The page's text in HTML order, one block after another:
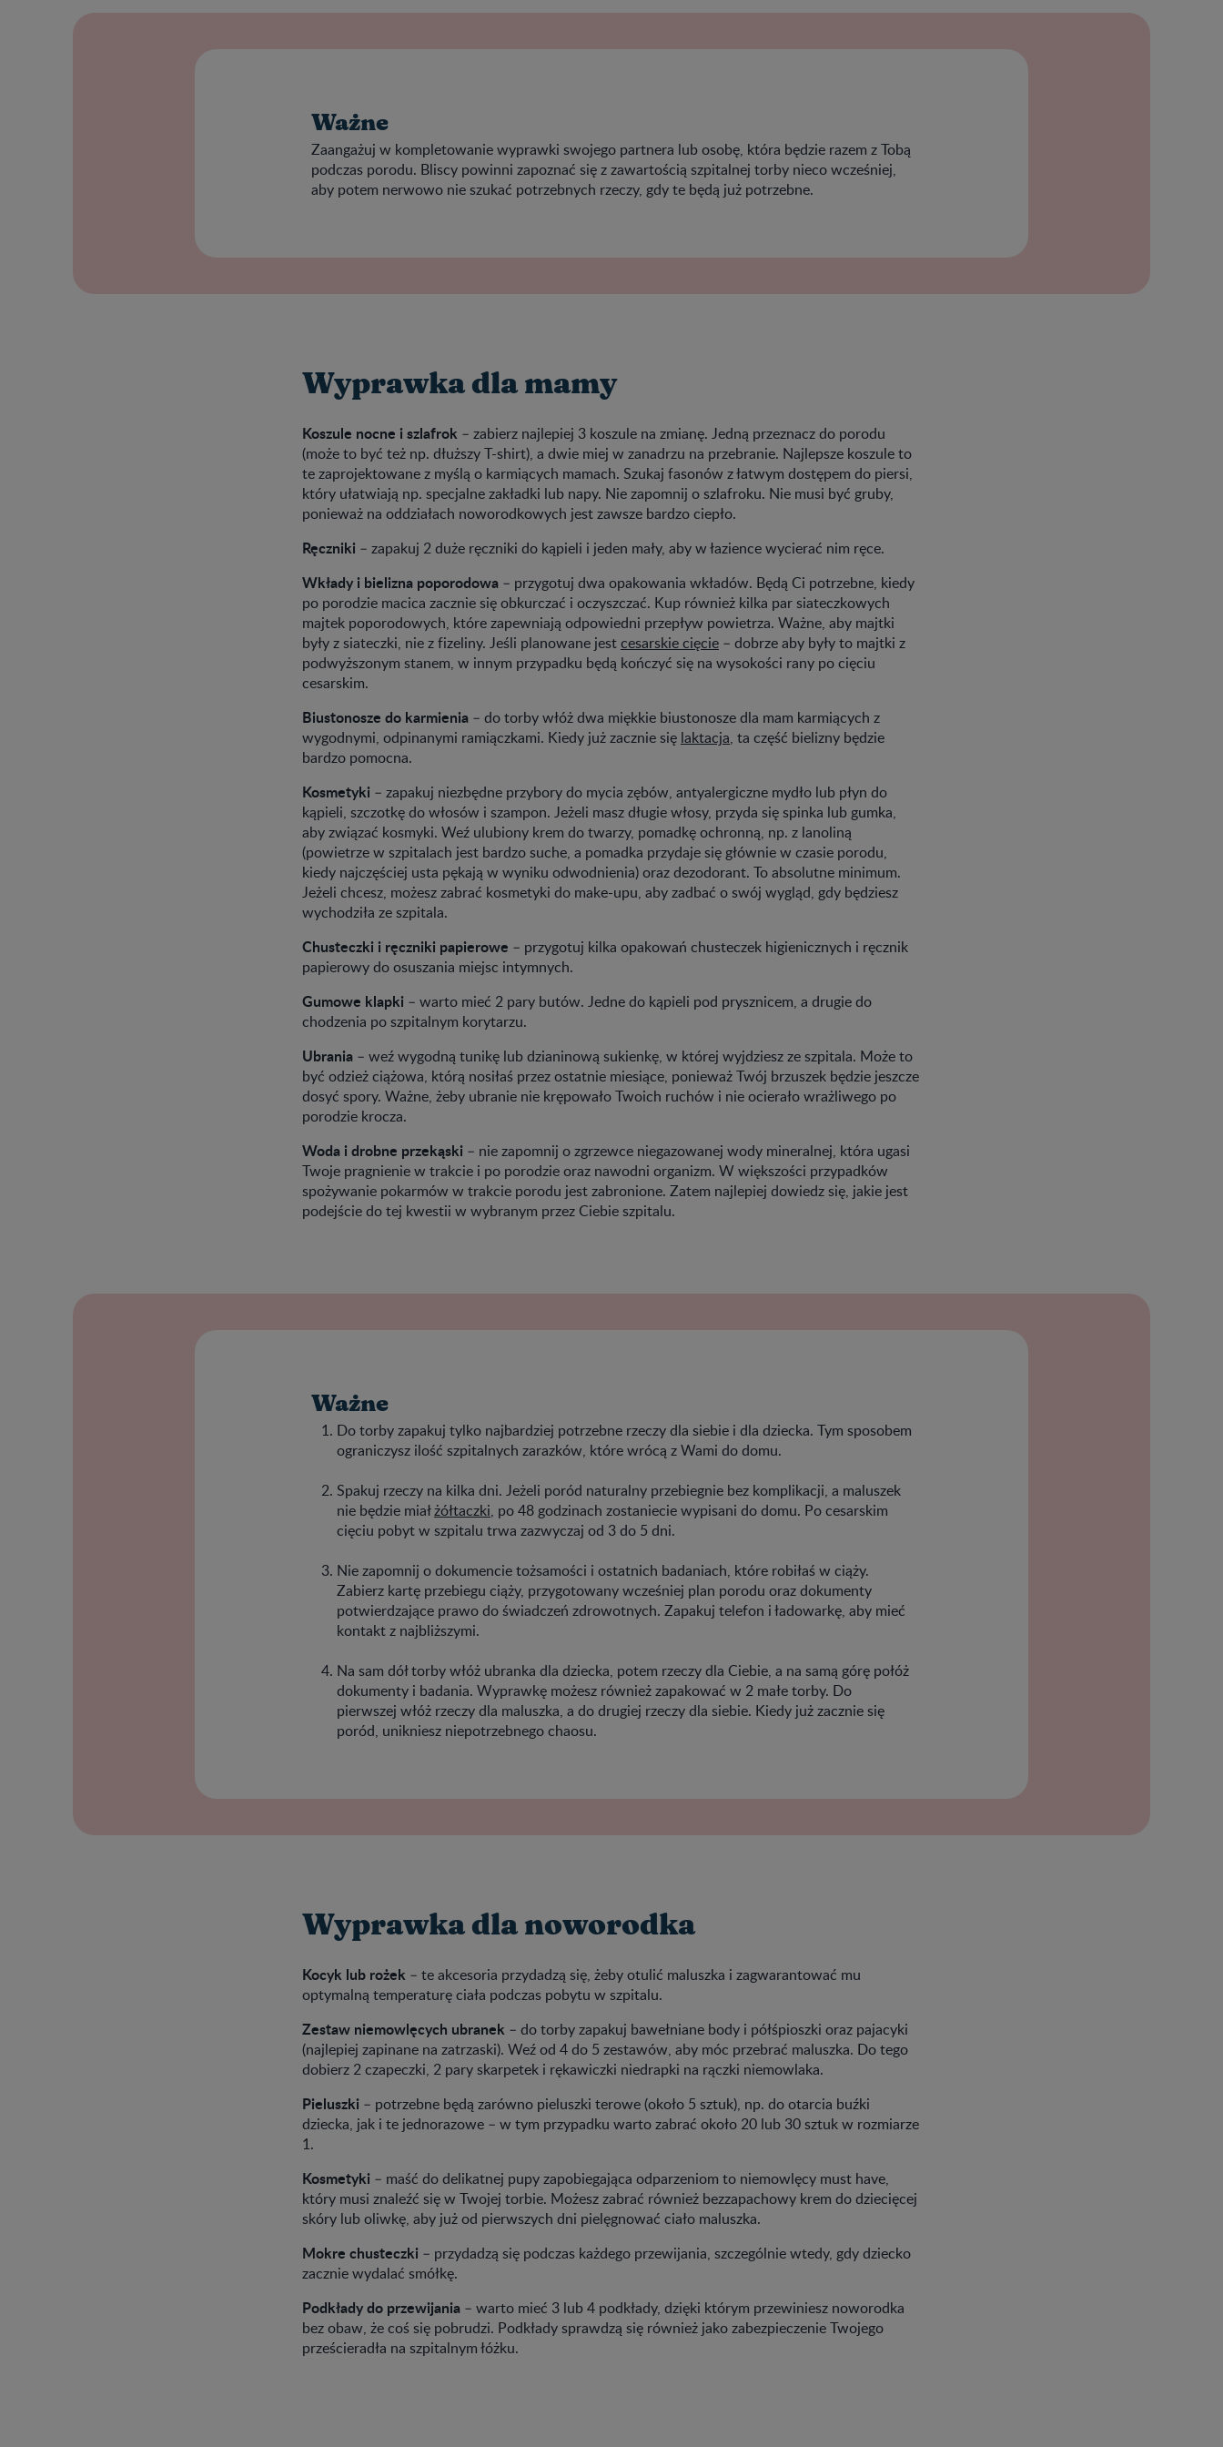
Ważne
Zaangażuj w kompletowanie wyprawki swojego partnera lub osobę, która będzie razem z Tobą
podczas porodu. Bliscy powinni zapoznać się z zawartością szpitalnej torby nieco wcześniej,
aby potem nerwowo nie szukać potrzebnych rzeczy, gdy te będą już potrzebne.
Wyprawka dla mamy
Koszule nocne i szlafrok– zabierz najlepiej 3 koszule na zmianę. Jedną przeznacz do porodu
(może to być też np. dłuższy T-shirt), a dwie miej w zanadrzu na przebranie. Najlepsze koszule to
te zaprojektowane z myślą o karmiących mamach. Szukaj fasonów z łatwym dostępem do piersi,
który ułatwiają np. specjalne zakładki lub napy. Nie zapomnij o szlafroku. Nie musi być gruby,
ponieważ na oddziałach noworodkowych jest zawsze bardzo ciepło.
Ręczniki– zapakuj 2 duże ręczniki do kąpieli i jeden mały, aby w łazience wycierać nim ręce.
Wkłady i bielizna poporodowa– przygotuj dwa opakowania wkładów. Będą Ci potrzebne, kiedy
po porodzie macica zacznie się obkurczać i oczyszczać. Kup również kilka par siateczkowych
majtek poporodowych, które zapewniają odpowiedni przepływ powietrza. Ważne, aby majtki
były z siateczki, nie z fizeliny. Jeśli planowane jestcesarskie cięcie– dobrze aby były to majtki z
podwyższonym stanem, w innym przypadku będą kończyć się na wysokości rany po cięciu
cesarskim.
Biustonosze do karmienia– do torby włóż dwa miękkie biustonosze dla mam karmiących z
wygodnymi, odpinanymi ramiączkami. Kiedy już zacznie się laktacja, ta część bielizny będzie
bardzo pomocna.
Kosmetyki– zapakuj niezbędne przybory do mycia zębów, antyalergiczne mydło lub płyn do
kąpieli, szczotkę do włosów i szampon. Jeżeli masz długie włosy, przyda się spinka lub gumka,
aby związać kosmyki. Weź ulubiony krem do twarzy, pomadkę ochronną, np. z lanoliną
(powietrze w szpitalach jest bardzo suche, a pomadka przydaje się głównie w czasie porodu,
kiedy najczęściej usta pękają w wyniku odwodnienia) oraz dezodorant. To absolutne minimum.
Jeżeli chcesz, możesz zabrać kosmetyki do make-upu, aby zadbać o swój wygląd, gdy będziesz
wychodziła ze szpitala.
Chusteczki i ręczniki papierowe – przygotuj kilka opakowań chusteczek higienicznych i ręcznik
papierowy do osuszania miejsc intymnych.
Gumowe klapki– warto mieć 2 pary butów. Jedne do kąpieli pod prysznicem, a drugie do
chodzenia po szpitalnym korytarzu.
Ubrania – weź wygodną tunikę lub dzianinową sukienkę, w której wyjdziesz ze szpitala. Może to
być odzież ciążowa, którą nosiłaś przez ostatnie miesiące, ponieważ Twój brzuszek będzie jeszcze
dosyć spory. Ważne, żeby ubranie nie krępowało Twoich ruchów i nie ocierało wrażliwego po
porodzie krocza.
Woda i drobne przekąski– nie zapomnij o zgrzewce niegazowanej wody mineralnej, która ugasi
Twoje pragnienie w trakcie i po porodzie oraz nawodni organizm. W większości przypadków
spożywanie pokarmów w trakcie porodu jest zabronione. Zatem najlepiej dowiedz się, jakie jest
podejście do tej kwestii w wybranym przez Ciebie szpitalu.
Ważne
Do torby zapakuj tylko najbardziej potrzebne rzeczy dla siebie i dla dziecka. Tym sposobem
ograniczysz ilość szpitalnych zarazków, które wrócą z Wami do domu.
Spakuj rzeczy na kilka dni. Jeżeli poród naturalny przebiegnie bez komplikacji, a maluszek
nie będzie miałżółtaczki, po 48 godzinach zostaniecie wypisani do domu. Po cesarskim
cięciu pobyt w szpitalu trwa zazwyczaj od 3 do 5 dni.
Nie zapomnij o dokumencie tożsamości i ostatnich badaniach, które robiłaś w ciąży.
Zabierz kartę przebiegu ciąży, przygotowany wcześniej plan porodu oraz dokumenty
potwierdzające prawo do świadczeń zdrowotnych. Zapakuj telefon i ładowarkę, aby mieć
kontakt z najbliższymi.
Na sam dół torby włóż ubranka dla dziecka, potem rzeczy dla Ciebie, a na samą górę połóż
dokumenty i badania. Wyprawkę możesz również zapakować w 2 małe torby. Do
pierwszej włóż rzeczy dla maluszka, a do drugiej rzeczy dla siebie. Kiedy już zacznie się
poród, unikniesz niepotrzebnego chaosu.
Wyprawka dla noworodka
Kocyk lub rożek– te akcesoria przydadzą się, żeby otulić maluszka i zagwarantować mu
optymalną temperaturę ciała podczas pobytu w szpitalu.
Zestaw niemowlęcych ubranek– do torby zapakuj bawełniane body i półśpioszki oraz pajacyki
(najlepiej zapinane na zatrzaski). Weź od 4 do 5 zestawów, aby móc przebrać maluszka. Do tego
dobierz 2 czapeczki, 2 pary skarpetek i rękawiczki niedrapki na rączki niemowlaka.
Pieluszki– potrzebne będą zarówno pieluszki terowe (około 5 sztuk), np. do otarcia buźki
dziecka, jak i te jednorazowe – w tym przypadku warto zabrać około 20 lub 30 sztuk w rozmiarze
1.
Kosmetyki– maść do delikatnej pupy zapobiegająca odparzeniom to niemowlęcy must have,
który musi znaleźć się w Twojej torbie. Możesz zabrać również bezzapachowy krem do dziecięcej
skóry lub oliwkę, aby już od pierwszych dni pielęgnować ciało maluszka.
Mokre chusteczki– przydadzą się podczas każdego przewijania, szczególnie wtedy, gdy dziecko
zacznie wydalać smółkę.
Podkłady do przewijania– warto mieć 3 lub 4 podkłady, dzięki którym przewiniesz noworodka
bez obaw, że coś się pobrudzi. Podkłady sprawdzą się również jako zabezpieczenie Twojego
prześcieradła na szpitalnym łóżku.